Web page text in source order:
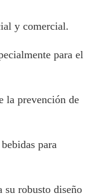
y comercial.
para el
la prevención de
para
su robusto diseño